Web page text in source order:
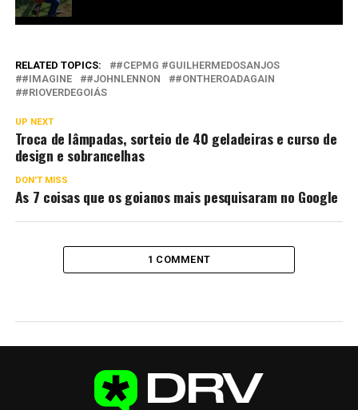
RELATED TOPICS:
#CEPMG #GUILHERMEDOSANJOS
#IMAGINE
#JOHNLENNON
#ONTHEROADAGAIN
#RIOVERDEGOIÁS
UP NEXT
Troca de lâmpadas, sorteio de 40 geladeiras e curso de
design e sobrancelhas
DON'T MISS
As 7 coisas que os goianos mais pesquisaram no Google
1 COMMENT